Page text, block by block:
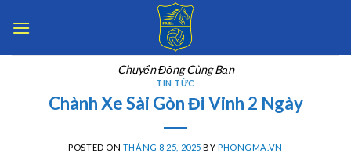
Chuyển Động Cùng Bạn
TIN TỨC
Chành Xe Sài Gòn Đi Vinh 2 Ngày
POSTED ON THÁNG 8 25, 2025 BYPHONGMA.VN